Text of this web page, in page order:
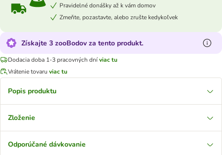
Pravidelné donášky až k vám domov
Zmeňte, pozastavte, alebo zrušte kedykoľvek
Získajte 3 zooBodov za tento produkt.
Dodacia doba 1-3 pracovných dníviac tu
Vrátenie tovaru viac tu
Popis produktu
Zloženie
Odporúčané dávkovanie